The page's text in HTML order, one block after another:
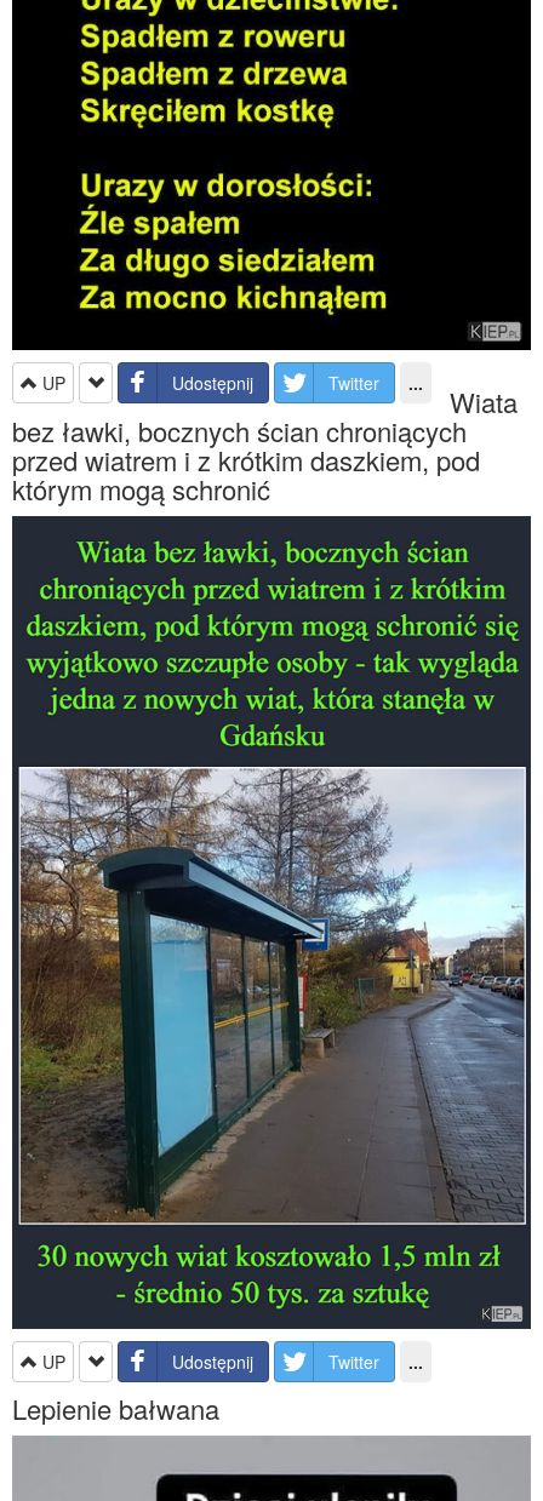
UP Udostępnij Twitter ... Wiata
bez ławki, bocznych ścian chroniących
przed wiatrem i z krótkim daszkiem, pod
którym mogą schronić
UP Udostępnij Twitter ...
Lepienie bałwana